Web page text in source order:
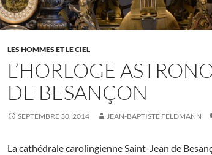
LES HOMMES ET LE CIEL
L’HORLOGE
DE BESANÇON
SEPTEMBRE 30, 2014 JEAN-BAPTISTE FELDMANN
La cathédrale carolingienne Saint-Jean de